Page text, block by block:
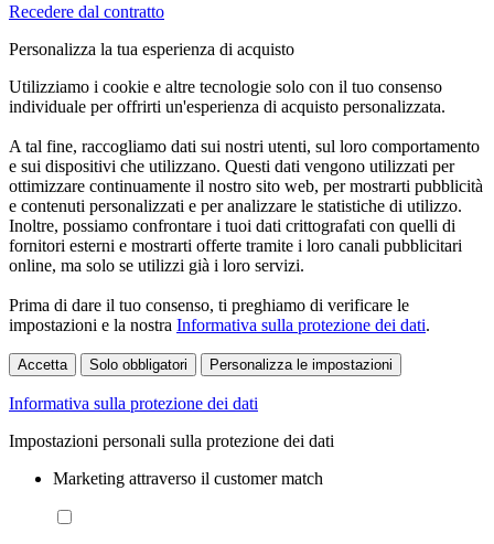
Recedere dal contratto
Personalizza la tua esperienza di acquisto
Utilizziamo i cookie e altre tecnologie solo con il tuo consenso
individuale per offrirti un'esperienza di acquisto personalizzata.
A tal fine, raccogliamo dati sui nostri utenti, sul loro comportamento
e sui dispositivi che utilizzano. Questi dati vengono utilizzati per
ottimizzare continuamente il nostro sito web, per mostrarti pubblicità
e contenuti personalizzati e per analizzare le statistiche di utilizzo.
Inoltre, possiamo confrontare i tuoi dati crittografati con quelli di
fornitori esterni e mostrarti offerte tramite i loro canali pubblicitari
online, ma solo se utilizzi già i loro servizi.
Prima di dare il tuo consenso, ti preghiamo di verificare le
impostazioni e la nostra Informativa sulla protezione dei dati.
Accetta Solo obbligatori Personalizza le impostazioni
Informativa sulla protezione dei dati
Impostazioni personali sulla protezione dei dati
Marketing attraverso il customer match